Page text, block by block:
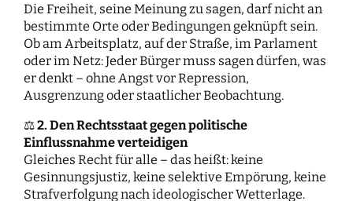
Die Freiheit, seine Meinung zu sagen, darf nicht an
bestimmte Orte oder Bedingungen geknüpft sein.
Ob am Arbeitsplatz, auf der Straße, im Parlament
oder im Netz: Jeder Bürger muss sagen dürfen, was
er denkt – ohne Angst vor Repression,
Ausgrenzung oder staatlicher Beobachtung.
⚖2. Den Rechtsstaat gegen politische
Einflussnahme verteidigen
Gleiches Recht für alle – das heißt: keine
Gesinnungsjustiz, keine selektive Empörung, keine
Strafverfolgung nach ideologischer Wetterlage.